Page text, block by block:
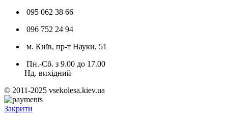
095 062 38 66
096 752 24 94
м. Київ, пр-т Науки, 51
Пн.-Сб. з 9.00 до 17.00
Нд. вихідний
© 2011-2025 vsekolesa.kiev.ua
Закрити